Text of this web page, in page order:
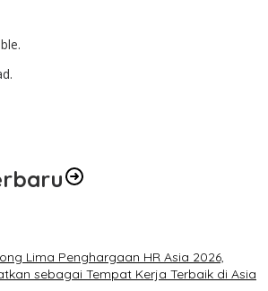
Lima Penghargaan HR Asia 2026,
sebagai Tempat Kerja Terbaik di Asia